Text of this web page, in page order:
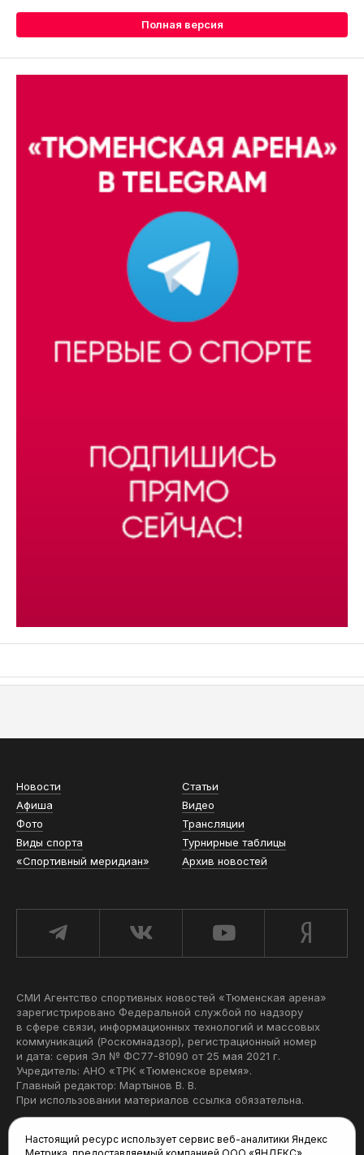
Полная версия
Новости
Статьи
Афиша
Видео
Фото
Трансляции
Виды спорта
Турнирные таблицы
«Спортивный меридиан»
Архив новостей
СМИ Агентство спортивных новостей «Тюменская арена»
зарегистрировано Федеральной службой по надзору
в сфере связи, информационных технологий и массовых
коммуникаций (Роскомнадзор), регистрационный номер
и дата: серия Эл № ФС77-81090 от 25 мая 2021 г.
Учредитель: АНО «ТРК «Тюменское время».
Главный редактор: Мартынов В. В.
При использовании материалов ссылка обязательна.
Настоящий ресурс использует сервис веб-аналитики Яндекс